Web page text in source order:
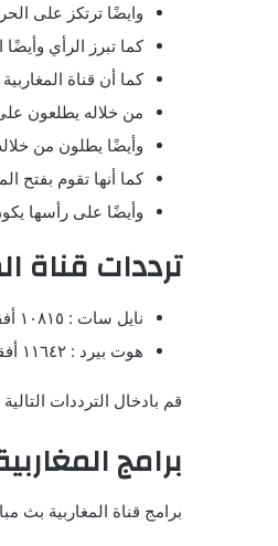
وايضًا ترتكز على
كما تبرز الرأي وأيضًا
كما أن قناة
من خلاله يطلعون
وأيضًا يطلون من
كما أنها تقوم بفتح
وأيضًا على رأسها
ترددات قناة
نايل سات : ١٠٨١٥ أفقي ٢٧٥٠٠.
هوت بيرد : ١١٦٤٢ أفقي ٢٧٥٠٠.
قم بادخال الترددات
برامج
برامج قناة المغاربية بث